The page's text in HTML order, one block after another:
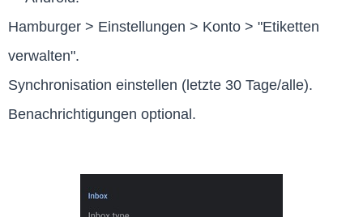
Hamburger > Einstellungen > Konto > "Etiketten
verwalten".
Synchronisation einstellen (letzte 30 Tage/alle).
Benachrichtigungen optional.